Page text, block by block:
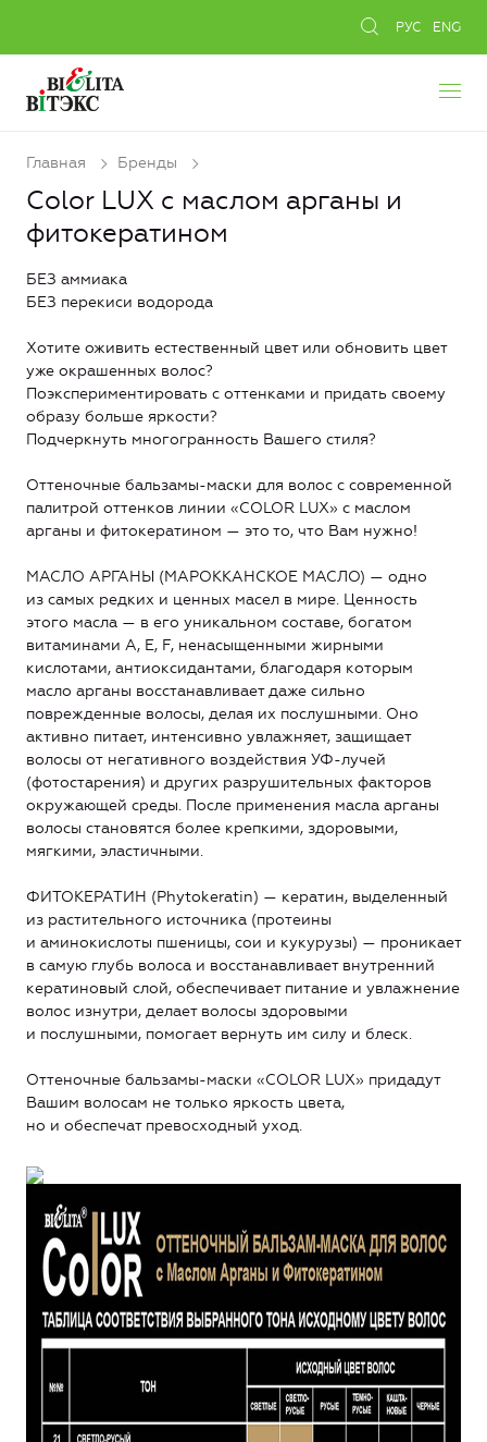
РУС ENG
Главная Бренды
Color LUX с маслом арганы и
фитокератином
БЕЗ аммиака
БЕЗ перекиси водорода
Хотите оживить естественный цвет или обновить цвет
уже окрашенных волос?
Поэкспериментировать с оттенками и придать своему
образу больше яркости?
Подчеркнуть многогранность Вашего стиля?
Оттеночные бальзамы-маски для волос с современной
палитрой оттенков линии «COLOR LUX» с маслом
арганы и фитокератином — это то, что Вам нужно!
МАСЛО АРГАНЫ (МАРОККАНСКОЕ МАСЛО) — одно
из самых редких и ценных масел в мире. Ценность
этого масла — в его уникальном составе, богатом
витаминами A, E, F, ненасыщенными жирными
кислотами, антиоксидантами, благодаря которым
масло арганы восстанавливает даже сильно
поврежденные волосы, делая их послушными. Оно
активно питает, интенсивно увлажняет, защищает
волосы от негативного воздействия УФ-лучей
(фотостарения) и других разрушительных факторов
окружающей среды. После применения масла арганы
волосы становятся более крепкими, здоровыми,
мягкими, эластичными.
ФИТОКЕРАТИН (Phytokeratin) — кератин, выделенный
из растительного источника (протеины
и аминокислоты пшеницы, сои и кукурузы) — проникает
в самую глубь волоса и восстанавливает внутренний
кератиновый слой, обеспечивает питание и увлажнение
волос изнутри, делает волосы здоровыми
и послушными, помогает вернуть им силу и блеск.
Оттеночные бальзамы-маски «COLOR LUX» придадут
Вашим волосам не только яркость цвета,
но и обеспечат превосходный уход.